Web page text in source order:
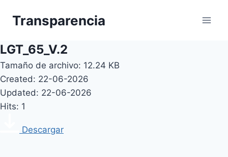
Transparencia
LGT_65_V.2
Tamaño de archivo: 12.24 KB
Created: 22-06-2026
Updated: 22-06-2026
Hits: 1
Descargar